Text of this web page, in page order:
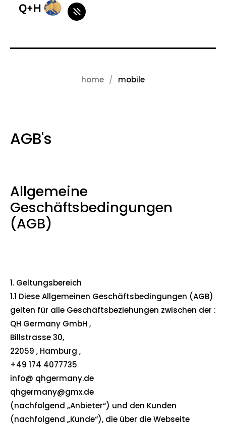
home mobile
AGB's
Allgemeine
Geschäftsbedingungen
(AGB)
1. Geltungsbereich
1.1 Diese Allgemeinen Geschäftsbedingungen (AGB)
gelten für alle Geschäftsbeziehungen zwischen der :
QH Germany GmbH ,
Billstrasse 30,
22059 , Hamburg ,
+49 174 4077735
info@ qhgermany.de
qhgermany@gmx.de
(nachfolgend „Anbieter“) und den Kunden
(nachfolgend „Kunde“), die über die Webseite